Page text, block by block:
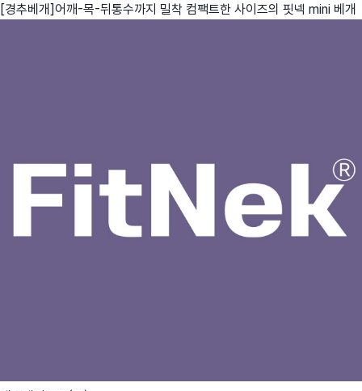
[경추베개]어깨-목-뒤통수까지 밀착 컴팩트한 사이즈의 핏넥 mini 베개